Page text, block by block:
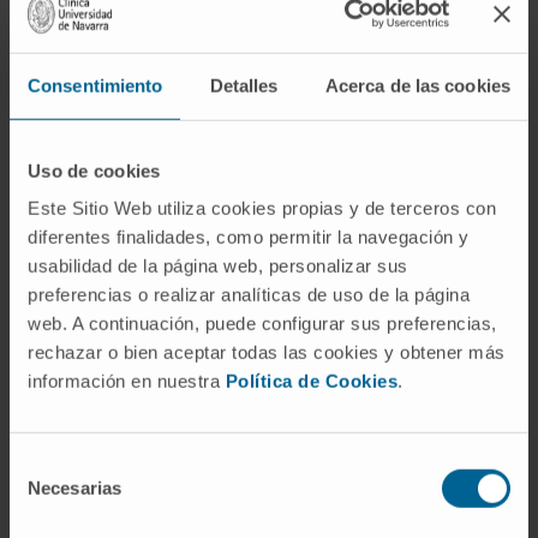
Consentimiento Detalles Acerca de las cookies
Uso de cookies
Este Sitio Web utiliza cookies propias y de terceros con
diferentes finalidades, como permitir la navegación y
usabilidad de la página web, personalizar sus
preferencias o realizar analíticas de uso de la página
web. A continuación, puede configurar sus preferencias,
rechazar o bien aceptar todas las cookies y obtener más
información en nuestra Política de Cookies.
Necesarias
paciente realizados en varias organizaciones
sanitarias privadas ni hay un repositorio
centralizado de pruebas diagnósticas por
paciente.
Ya se han puesto en práctica algunas iniciativas
para evitar esta situación, como el Proyecto de
Interoperabilidad de la historia clínica digital en la
sanidad privada, desarrollado por la Fundación
IDIS y del que ya forman parte las principales
compañías aseguradoras y grupos hospitalarios
de este país.
Europeo de Datos Sanitarios, cuyo objetivo es